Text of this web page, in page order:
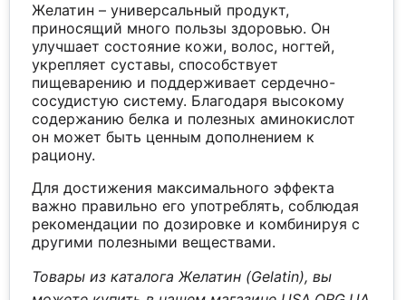
Желатин – универсальный продукт,
приносящий много пользы здоровью. Он
улучшает состояние кожи, волос, ногтей,
укрепляет суставы, способствует
пищеварению и поддерживает сердечно-
сосудистую систему. Благодаря высокому
содержанию белка и полезных аминокислот
он может быть ценным дополнением к
рациону.
Для достижения максимального эффекта
важно правильно его употреблять, соблюдая
рекомендации по дозировке и комбинируя с
другими полезными веществами.
Товары из каталога Желатин (Gelatin), вы